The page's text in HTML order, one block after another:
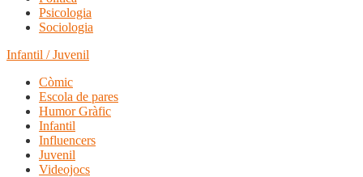
Psicologia
Sociologia
Infantil / Juvenil
Còmic
Escola de pares
Humor Gràfic
Infantil
Influencers
Juvenil
Videojocs